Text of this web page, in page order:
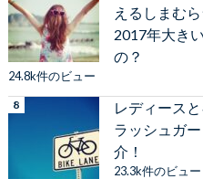
えるしまむ
2017年大き
の？
24.8k件のビュー
レディース
ラッシュガ
介！
23.3k件のビュー